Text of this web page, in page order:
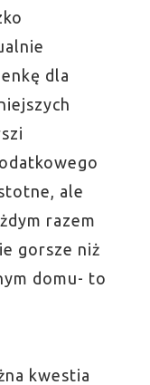
dla
ale
razem
gorsze niż
domu- to
kwestia